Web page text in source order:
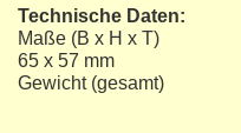
Technische Daten:
Maße (B x H x
65 x 57 mm
Gewicht